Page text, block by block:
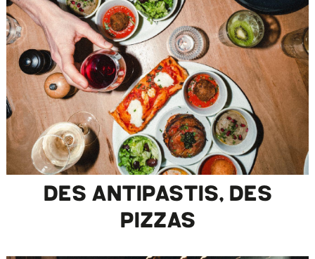
DES ANTIPASTIS, DES
PIZZAS